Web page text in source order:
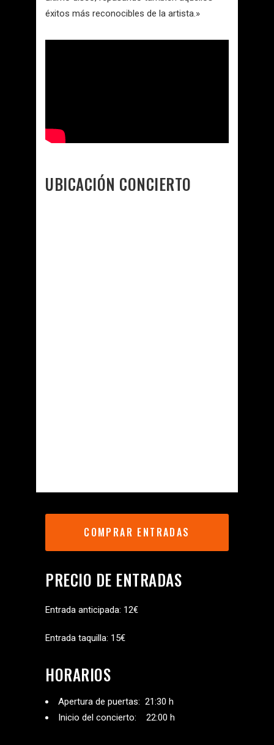
éxitos más reconocibles de la artista.»
UBICACIÓN CONCIERTO
COMPRAR ENTRADAS
PRECIO DE ENTRADAS
Entrada anticipada: 12€
Entrada taquilla: 15€
HORARIOS
Apertura de puertas: 21:30 h
Inicio del concierto: 22:00 h